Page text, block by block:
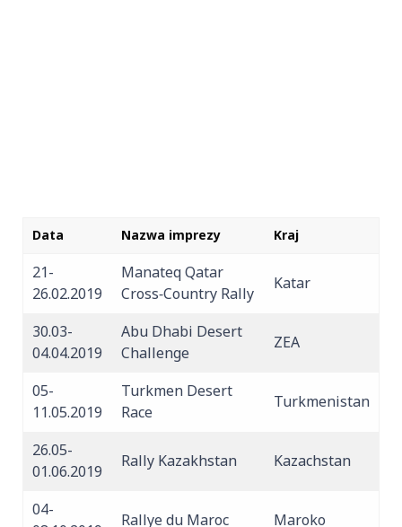
Data Nazwa imprezy Kraj
21-
26.02.2019
Manateq Qatar
Cross‐Country Rally
Katar
30.03-
04.04.2019
Abu Dhabi Desert
Challenge
ZEA
05-
11.05.2019
Turkmen Desert
Race
Turkmenistan
26.05-
01.06.2019
Rally Kazakhstan Kazachstan
04-
Rallye du Maroc Maroko